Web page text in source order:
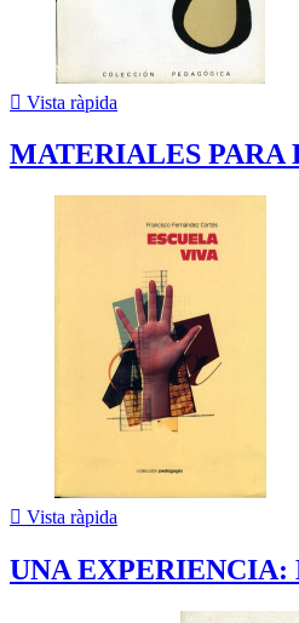
 Vista ràpida
MATERIALES PARA
 Vista ràpida
UNA EXPERIENCIA: